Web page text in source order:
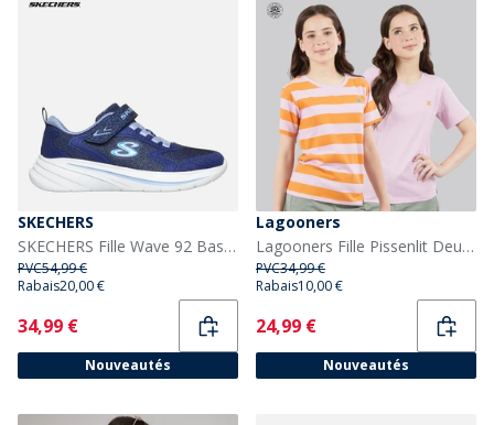
SKECHERS
SKECHERS Fille Wave 92 Baskets Navy
PVC54,99 €
Rabais20,00 €
Current
34,99 €
Nouveautés
Lagooners
Lagooners Fille Pissenlit Deux Lots T-Shirts Lilac
PVC34,99 €
Rabais10,00 €
Current
24,99 €
Nouveautés